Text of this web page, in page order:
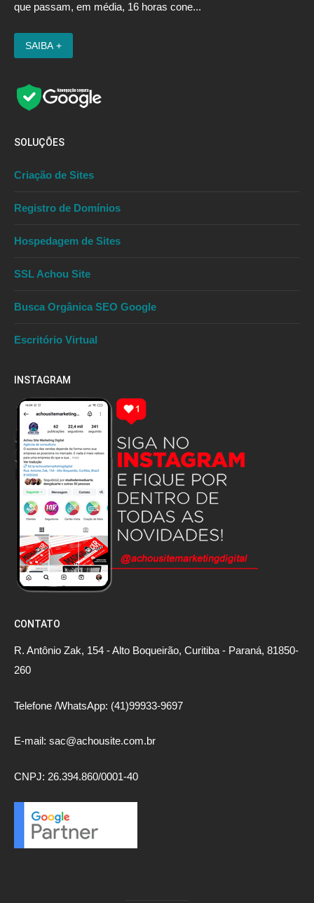
que passam, em média, 16 horas cone...
SOLUÇÕES
Criação de Sites
Registro de Domínios
Hospedagem de Sites
SSL Achou Site
Busca Orgânica SEO Google
Escritório Virtual
INSTAGRAM
CONTATO
R. Antônio Zak, 154 - Alto Boqueirão, Curitiba - Paraná, 81850-
260
Telefone /WhatsApp: (41)99933-9697
E-mail: sac@achousite.com.br
CNPJ: 26.394.860/0001-40